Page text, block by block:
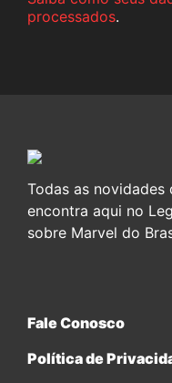
processados.
Todas as
encontra aqui no
sobre Marvel do
Fale Conosco
Política de